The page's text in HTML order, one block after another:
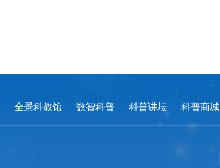
全景科教馆 数智科普 科普讲坛 科普商城